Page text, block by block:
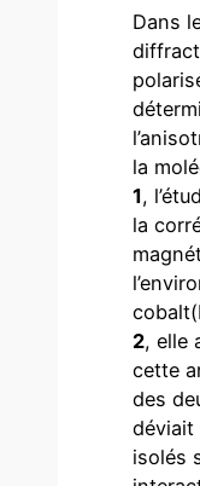
Dans
la
1,
la
2, elle
cette
des
déviait
isolés